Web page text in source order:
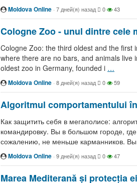
Moldova Online · 7 дней(я) назад 0 43
Cologne Zoo - unul dintre cele
Cologne Zoo: the third oldest and the first
where there are no bars, and animals live
oldest zoo in Germany, founded i …
Moldova Online · 8 дней(я) назад 0 59
Algoritmul comportamentului
Как защитить себя в мегаполисе:
командировку. Вы в большом городе,
сожалению, не меньше карманников.
Moldova Online · 9 дней(я) назад 0 47
Marea Mediterană și protecția